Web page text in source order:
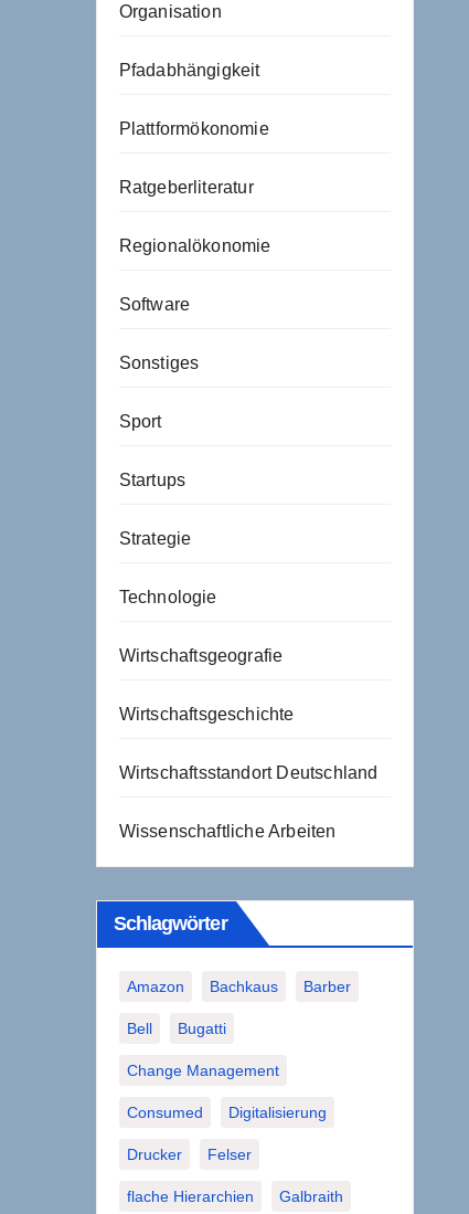
Organisation
Pfadabhängigkeit
Plattformökonomie
Ratgeberliteratur
Regionalökonomie
Software
Sonstiges
Sport
Startups
Strategie
Technologie
Wirtschaftsgeografie
Wirtschaftsgeschichte
Wirtschaftsstandort Deutschland
Wissenschaftliche Arbeiten
Schlagwörter
Amazon Bachkaus Barber
Bell Bugatti
Change Management
Consumed Digitalisierung
Drucker Felser
flache Hierarchien Galbraith